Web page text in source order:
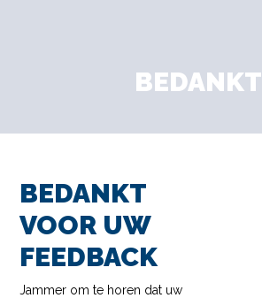
BEDANKT
BEDANKT
VOOR UW
FEEDBACK
Jammer om te horen dat uw